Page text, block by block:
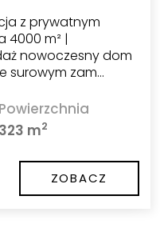
z prywatnym
4000 m² |
nowoczesny dom
surowym zam…
Powierzchnia
323 m2
ZOBACZ